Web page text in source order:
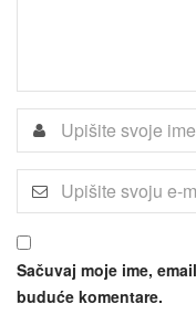
Sačuvaj moje ime,
buduće komentare.